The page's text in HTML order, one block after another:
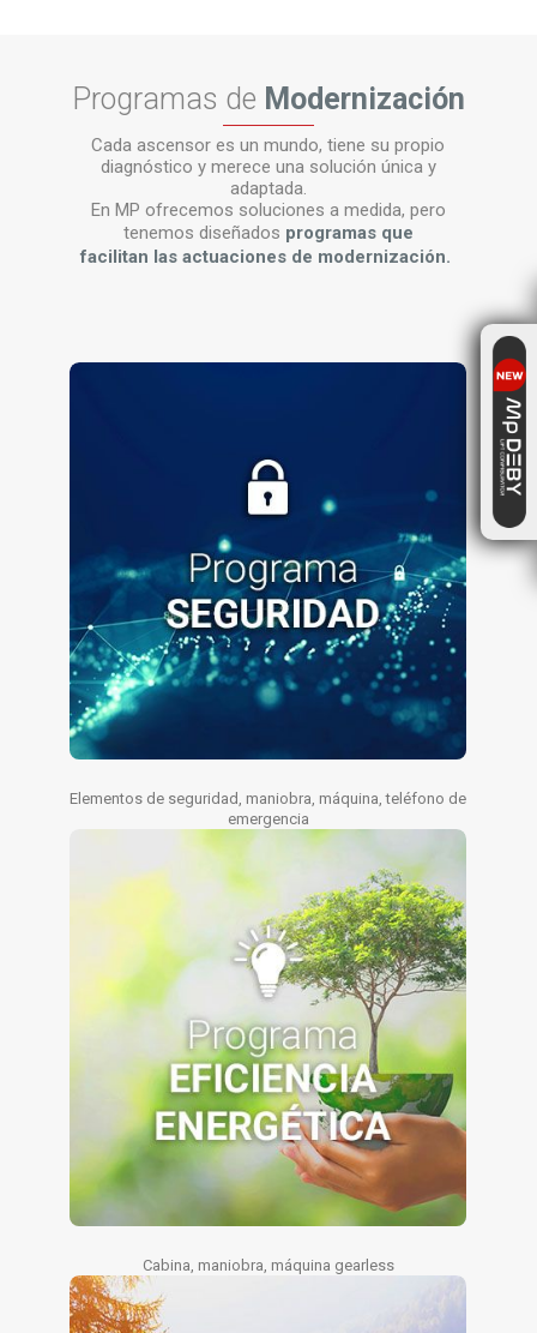
Molestias
Menos incomodidades en el edificio
Polvo, ruido, carencia de servicio
Obras auxiliares
Menos trabajos de albañilería (obra civil) en las
modernizaciones que en la sustitución completa
Programas de Modernización
Cada ascensor es un mundo, tiene su propio
diagnóstico y merece una solución única y
adaptada.
En MP ofrecemos soluciones a medida, pero
tenemos diseñados programas que
facilitan las actuaciones de modernización.
Elementos de seguridad, maniobra, máquina, teléfono de
emergencia
Cabina, maniobra, máquina gearless